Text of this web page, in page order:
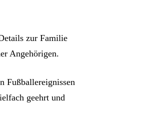
zur Familie
Angehörigen.
Fußballereignissen
geehrt und